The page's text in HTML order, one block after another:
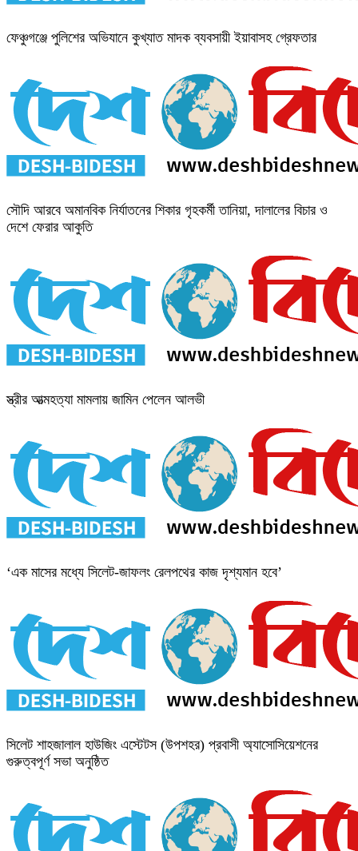
ফেঞ্চুগঞ্জে পুলিশের অভিযানে কুখ্যাত মাদক ব্যবসায়ী ইয়াবাসহ গ্রেফতার
সৌদি আরবে অমানবিক নির্যাতনের শিকার গৃহকর্মী তানিয়া, দালালের বিচার ও
দেশে ফেরার আকুতি
স্ত্রীর আত্মহত্যা মামলায় জামিন পেলেন আলভী
‘এক মাসের মধ্যে সিলেট-জাফলং রেলপথের কাজ দৃশ্যমান হবে’
সিলেট শাহজালাল হাউজিং এস্টেটস (উপশহর) প্রবাসী অ্যাসোসিয়েশনের
গুরুত্বপূর্ণ সভা অনুষ্ঠিত